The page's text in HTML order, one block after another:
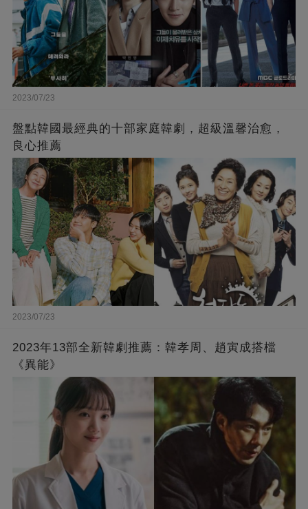
2023/07/23
盤點韓國最經典的十部家庭韓劇，超級溫馨治愈，
良心推薦
2023/07/23
2023年13部全新韓劇推薦：韓孝周、趙寅成搭檔
《異能》